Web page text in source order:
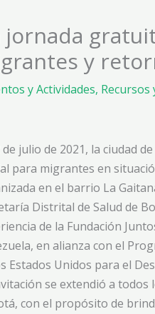
jornada
y
y Actividades, Recursos
de julio de 2021, la ciudad
para migrantes en
en el barrio La
Distrital de Salud de
de la Fundación
en alianza con el
Estados Unidos para el
se extendió a
con el propósito de